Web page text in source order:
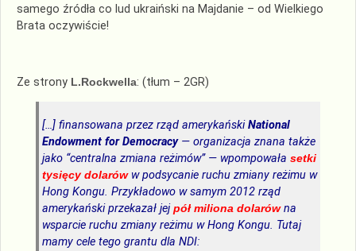
samego źródła co lud ukraiński na Majdanie – od Wielkiego
Brata oczywiście!
Ze strony L.Rockwella: (tłum – 2GR)
[…] finansowana przez rząd amerykańskiNational
Endowment for Democracy— organizacja znana także
jako “centralna zmiana reżimów” — wpompowała setki
tysięcy dolaróww podsycanie ruchu zmiany reżimu w
Hong Kongu. Przykładowo w samym 2012 rząd
amerykański przekazał jejpół miliona dolarówna
wsparcie ruchu zmiany reżimu w Hong Kongu. Tutaj
mamy cele tego grantu dla NDI: